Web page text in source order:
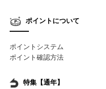
ポイントについて
ポイントシステム
ポイント確認方法
特集【通年】